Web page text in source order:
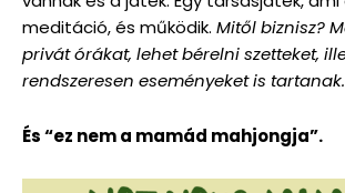
meditáció, és működik. Mitől biznisz?
privát órákat, lehet bérelni szetteket,
rendszeresen eseményeket is tartanak.
És “ez nem a mamád mahjongja”.